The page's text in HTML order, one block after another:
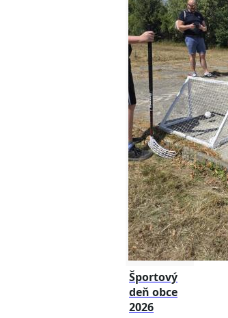
Športový
deň obce
2026